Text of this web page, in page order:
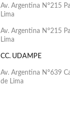
Av. Argentina N°215
Lima
Av. Argentina N°215
Lima
CC. UDAMPE
Av. Argentina N°639
de Lima